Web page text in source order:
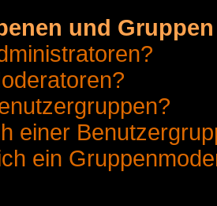
und Gruppen
einer
ein